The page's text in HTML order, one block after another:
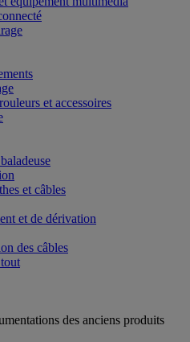
et accessoires
et câbles
et de dérivation
des câbles
des anciens produits